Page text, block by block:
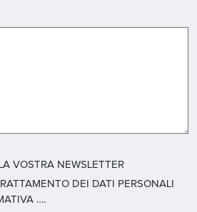
VOSTRA NEWSLETTER
DEI DATI PERSONALI
….